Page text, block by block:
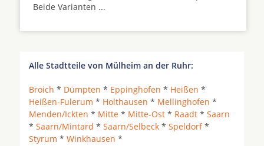
Beide Varianten ...
Alle Stadtteile von Mülheim an der Ruhr:
Broich * Dümpten * Eppinghofen * Heißen *
Heißen-Fulerum * Holthausen * Mellinghofen *
Menden/Ickten * Mitte * Mitte-Ost * Raadt * Saarn
* Saarn/Mintard * Saarn/Selbeck * Speldorf*
Styrum * Winkhausen *